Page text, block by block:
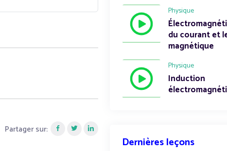
Partager sur:
Physique
du courant et
magnétique
Physique
Induction
Dernières leçons